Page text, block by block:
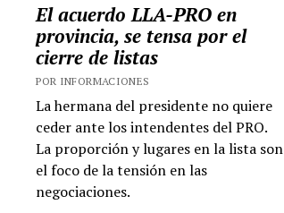
El acuerdo LLA-PRO en
provincia, se tensa por el
cierre de listas
POR INFORMACIONES
La hermana del presidente no quiere
ceder ante los intendentes del PRO.
La proporción y lugares en la lista son
el foco de la tensión en las
negociaciones.